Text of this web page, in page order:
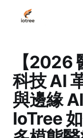
【2026
科技 AI
與邊緣
IoTree